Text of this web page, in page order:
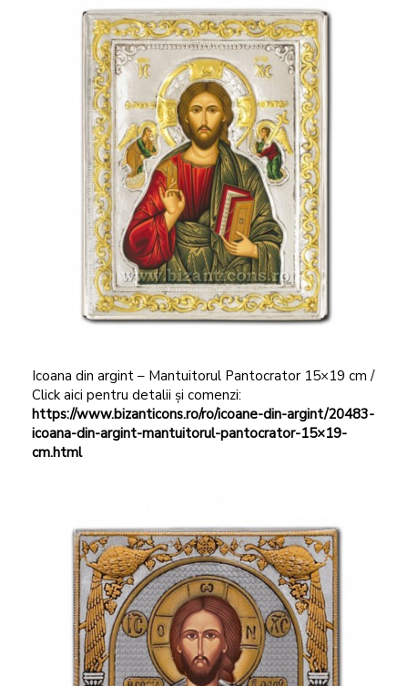
Icoana din argint – Mantuitorul Pantocrator 15×19 cm /
Click aici pentru detalii și comenzi:
https://www.bizanticons.ro/ro/icoane-din-argint/20483-
icoana-din-argint-mantuitorul-pantocrator-15×19-
cm.html